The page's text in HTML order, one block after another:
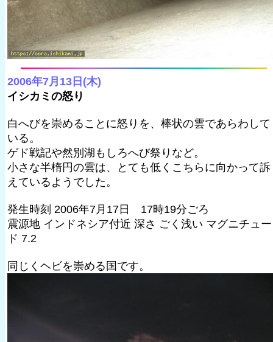
2006年7月13日(木)
イシカミの怒り
白へびを崇めることに怒りを、棒状の雲であらわして
いる。
ゲド戦記や然別湖もしろへび祭りなど。
小さな半楕円の雲は、とても低くこちらに向かって訴
えているようでした。
発生時刻 2006年7月17日 17時19分ごろ
震源地 インドネシア付近 深さ ごく浅い マグニチュー
ド 7.2
同じくヘビを崇める国です。